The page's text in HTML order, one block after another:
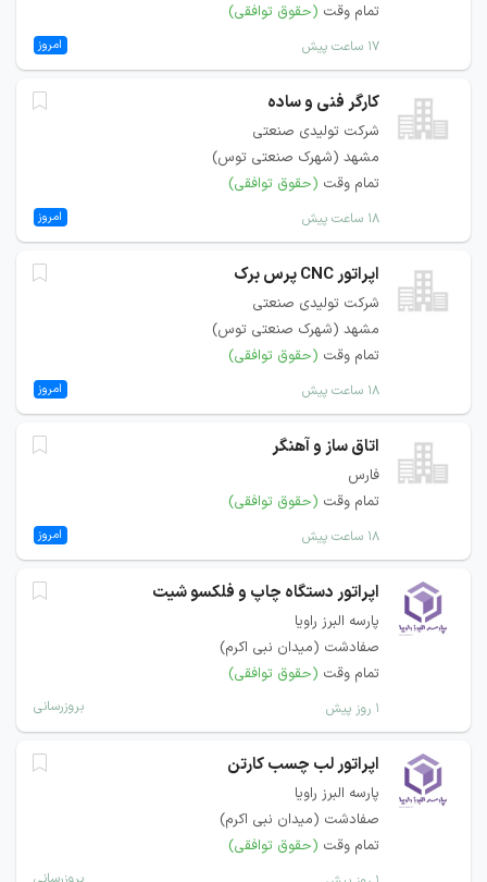
تمام وقت (حقوق توافقی)
۱۷ ساعت پیش امروز
کارگر فنی و ساده
شرکت تولیدی صنعتی
مشهد (شهرک صنعتی توس)
تمام وقت (حقوق توافقی)
۱۸ ساعت پیش امروز
اپراتور CNC پرس برک
شرکت تولیدی صنعتی
مشهد (شهرک صنعتی توس)
تمام وقت (حقوق توافقی)
۱۸ ساعت پیش امروز
اتاق ساز و آهنگر
فارس
تمام وقت (حقوق توافقی)
۱۸ ساعت پیش امروز
اپراتور دستگاه چاپ و فلکسو شیت
پارسه البرز راویا
صفادشت (میدان نبی اکرم)
تمام وقت (حقوق توافقی)
۱ روز پیش بروزرسانی
اپراتور لب چسب کارتن
پارسه البرز راویا
صفادشت (میدان نبی اکرم)
تمام وقت (حقوق توافقی)